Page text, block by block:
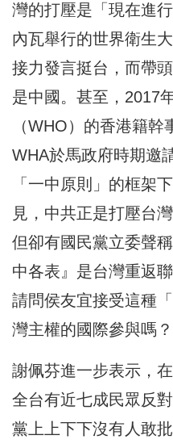
灣的打壓是「現在進
內瓦舉行的世界衛生
接力發言挺台，而帶
是中國。甚至，2017
（WHO）的香港籍幹
WHA於馬政府時期邀
「一中原則」的框架
見，中共正是打壓台
但卻有國民黨立委聲
中各表』是台灣重返
請問侯友宜接受這種
灣主權的國際參與嗎？
謝佩芬進一步表示，
全台有近七成民眾反
黨上上下下沒有人敢